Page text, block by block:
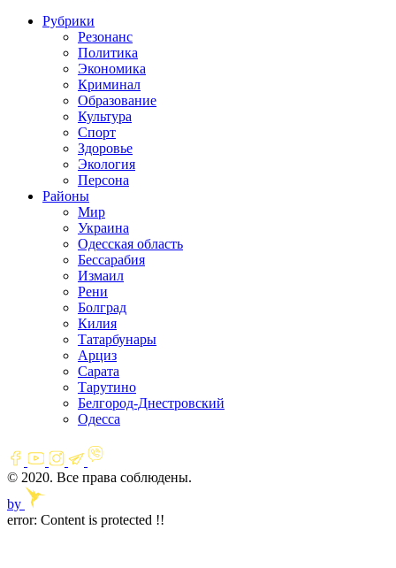
Рубрики
Резонанс
Политика
Экономика
Криминал
Образование
Культура
Спорт
Здоровье
Экология
Персона
Районы
Мир
Украина
Одесская область
Бессарабия
Измаил
Рени
Болград
Килия
Татарбунары
Арциз
Сарата
Тарутино
Белгород-Днестровский
Одесса
© 2020. Все права соблюдены.
by
error: Content is protected !!